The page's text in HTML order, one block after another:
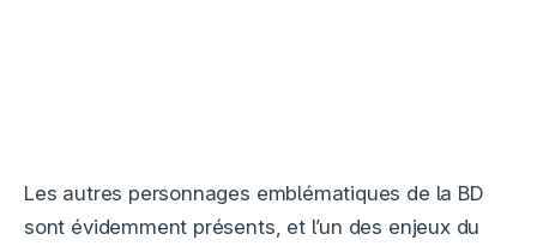
Les autres personnages emblématiques de la BD
sont évidemment présents, et l’un des enjeux du